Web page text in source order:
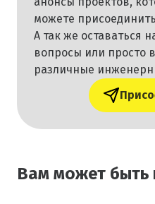
можете
А так же оставаться
вопросы или просто
различные
Вам может быть